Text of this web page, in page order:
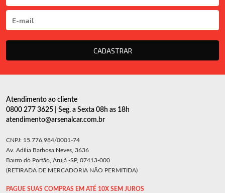
CADASTRAR
Atendimento ao cliente
0800 277 3625 | Seg. a Sexta 08h as 18h
atendimento@arsenalcar.com.br
CNPJ: 15.776.984/0001-74
Av. Adília Barbosa Neves, 3636
Bairro do Portão, Arujá -SP, 07413-000
(RETIRADA DE MERCADORIA NÃO PERMITIDA)
PAGUE SUAS COMPRAS EM ATÉ 10X SEM JUROS